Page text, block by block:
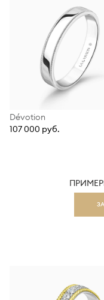
Dévotion
107 000 руб.